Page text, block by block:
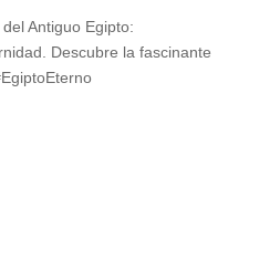
Antiguo Egipto:
Descubre la fascinante